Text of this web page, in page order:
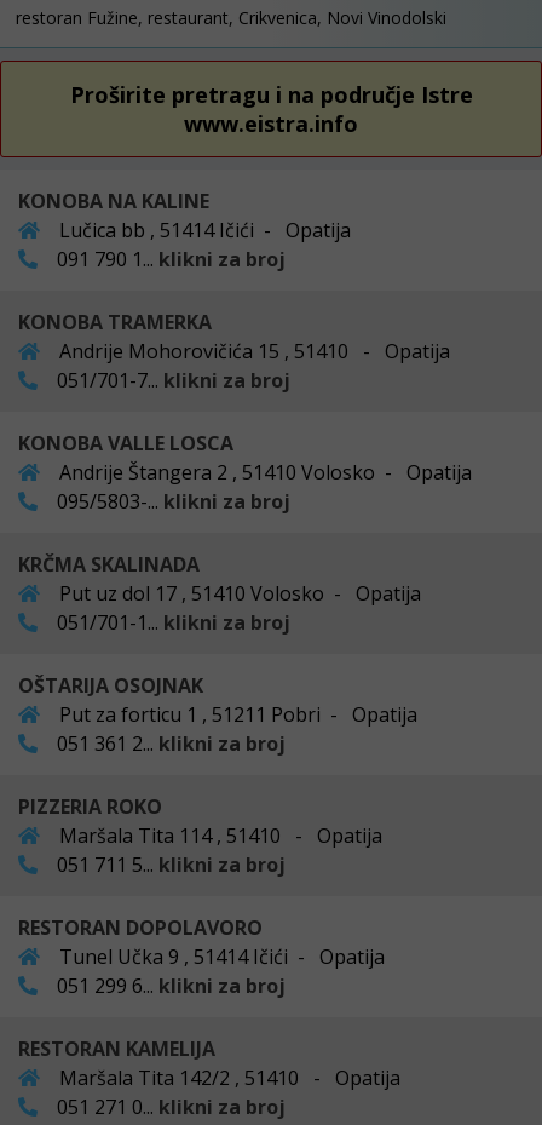
restoran Fužine, restaurant, Crikvenica, Novi Vinodolski
Proširite pretragu i na područje Istre
www.eistra.info
KONOBA NA KALINE
Lučica bb , 51414 Ičići - Opatija
091 790 1... klikni za broj
KONOBA TRAMERKA
Andrije Mohorovičića 15 , 51410 - Opatija
051/701-7... klikni za broj
KONOBA VALLE LOSCA
Andrije Štangera 2 , 51410 Volosko - Opatija
095/5803-... klikni za broj
KRČMA SKALINADA
Put uz dol 17 , 51410 Volosko - Opatija
051/701-1... klikni za broj
OŠTARIJA OSOJNAK
Put za forticu 1 , 51211 Pobri - Opatija
051 361 2... klikni za broj
PIZZERIA ROKO
Maršala Tita 114 , 51410 - Opatija
051 711 5... klikni za broj
RESTORAN DOPOLAVORO
Tunel Učka 9 , 51414 Ičići - Opatija
051 299 6... klikni za broj
RESTORAN KAMELIJA
Maršala Tita 142/2 , 51410 - Opatija
051 271 0... klikni za broj